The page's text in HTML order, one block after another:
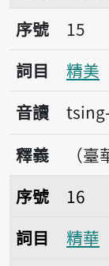
序號15精美
序號
15
詞目
精美
音讀
釋義
（
序號16精華
序號
16
詞目
精華